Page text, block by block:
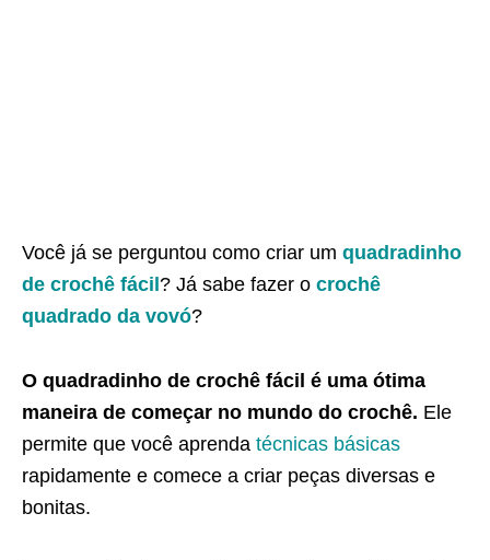
Você já se perguntou como criar um quadradinho
de crochê fácil ? Já sabe fazer o crochê
quadrado da vovó?
O quadradinho de crochê fácil é uma ótima
maneira de começar no mundo do crochê. Ele
permite que você aprenda técnicas básicas
rapidamente e comece a criar peças diversas e
bonitas.